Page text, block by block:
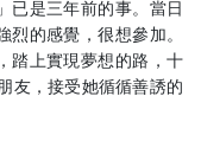
已是三年前的事。當日
的感覺，很想參加。
踏上實現夢想的路，十
友，接受她循循善誘的